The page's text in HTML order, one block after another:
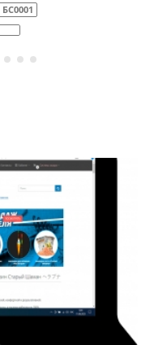
БС0001